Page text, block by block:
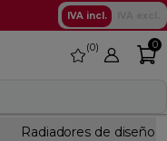
IVA incl.
favorite
0 0
Radiadores de diseño